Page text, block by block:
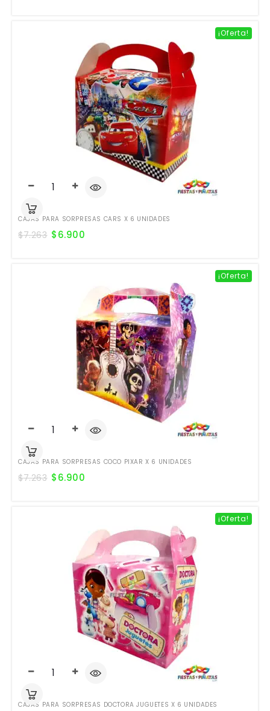
¡Oferta!
CAJAS PARA SORPRESAS CARS X 6 UNIDADES
$7.263 $6.900
¡Oferta!
CAJAS PARA SORPRESAS COCO PIXAR X 6 UNIDADES
$7.263 $6.900
¡Oferta!
CAJAS PARA SORPRESAS DOCTORA JUGUETES X 6 UNIDADES